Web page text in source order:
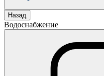
Назад
Водоснабжение